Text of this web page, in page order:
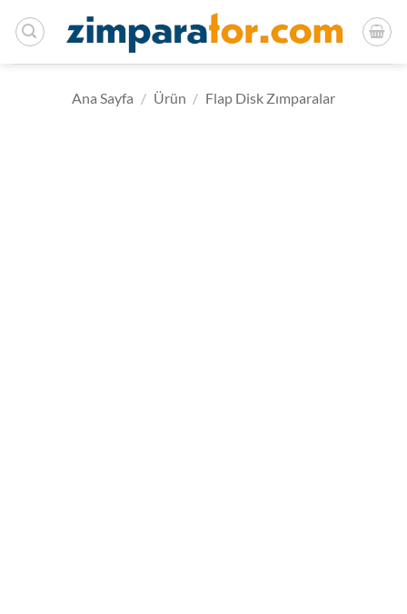
atla
Ana Sayfa / Ürün / Flap Disk Zımparalar